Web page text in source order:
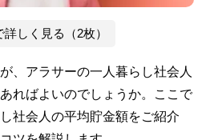
詳しく見る（2枚）
、アラサーの一人暮らし社会人
ればよいのでしょうか。ここで
社会人の平均貯金額をご紹介